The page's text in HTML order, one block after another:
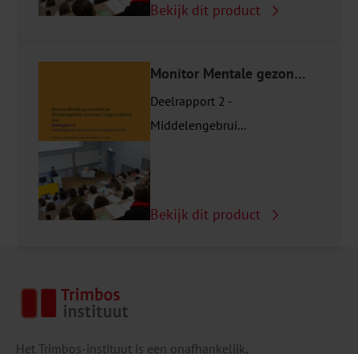
Bekijk dit product
Monitor Mentale gezondheid en Middelengebruik Studenten hoger onderwijs
Deelrapport 2 -
Middelengebrui...
Bekijk dit product
Het Trimbos-instituut is een onafhankelijk,